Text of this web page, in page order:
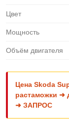
Цвет
Мощность
Объём двигателя
Цена Skoda
растаможки ➜
➜ ЗАПРОС